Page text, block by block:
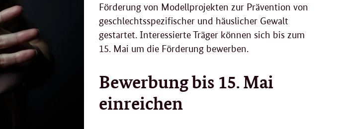
Förderung von Modellprojekten zur Prävention von
geschlechtsspezifischer und häuslicher Gewalt
gestartet. Interessierte Träger können sich bis zum
15. Mai um die Förderung bewerben.
Bewerbung bis 15. Mai
einreichen